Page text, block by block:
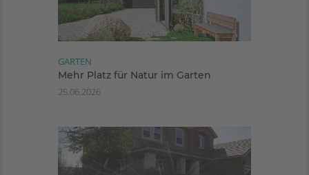
GARTEN
Mehr Platz für Natur im Garten
25.06.2026